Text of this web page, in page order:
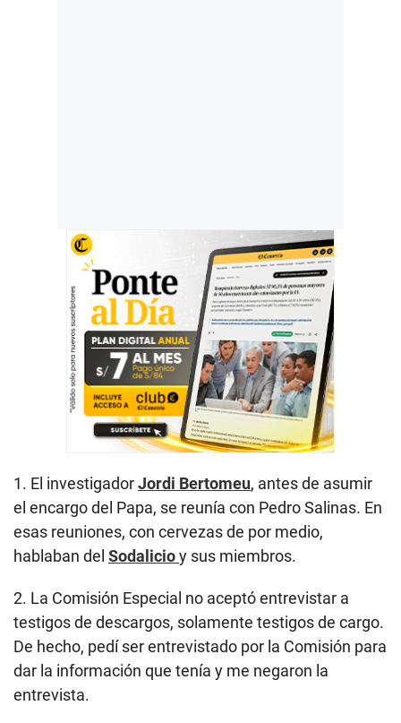
1. El investigadorJordi Bertomeu, antes de asumir
el encargo del Papa, se reunía con Pedro Salinas. En
esas reuniones, con cervezas de por medio,
hablaban del Sodalicioy sus miembros.
2. La Comisión Especial no aceptó entrevistar a
testigos de descargos, solamente testigos de cargo.
De hecho, pedí ser entrevistado por la Comisión para
dar la información que tenía y me negaron la
entrevista.